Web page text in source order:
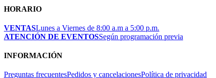
HORARIO
VENTASLunes a Viernes de 8:00 a.m a 5:00 p.m.
ATENCIÓN DE EVENTOSSegún programación previa
INFORMACIÓN
Preguntas frecuentesPedidos y cancelacionesPolítica de privacidad